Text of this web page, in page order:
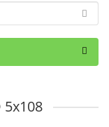
5x108